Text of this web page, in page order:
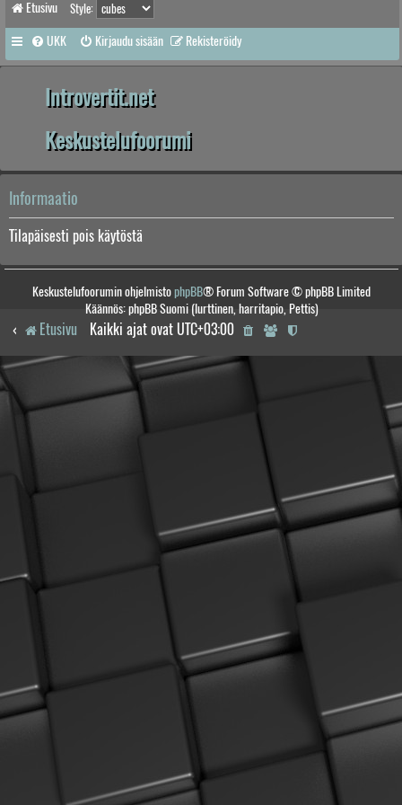
Etusivu Style:
UKK Kirjaudu sisään Rekisteröidy
Introvertit.net
Keskustelufoorumi
Informaatio
Tilapäisesti pois käytöstä
Keskustelufoorumin ohjelmistophpBB® Forum Software © phpBB Limited
Käännös: phpBB Suomi (lurttinen, harritapio, Pettis)
Etusivu Kaikki ajat ovat UTC+03:00